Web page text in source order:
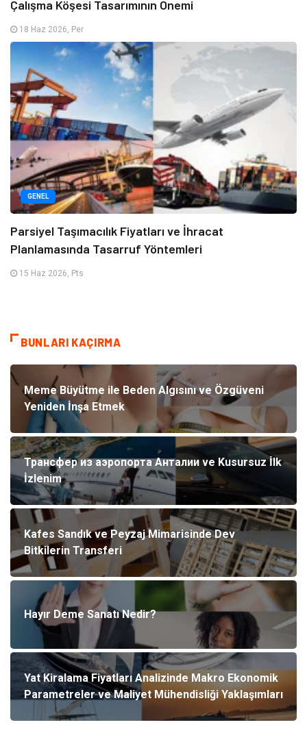
Çalışma Köşesi Tasarımının Önemi
18 Haz 2026, Per
GENEL
Parsiyel Taşımacılık Fiyatları ve İhracat
Planlamasında Tasarruf Yöntemleri
15 Haz 2026, Pts
BUNLARI KAÇIRMA
Meme Büyütme ile Beden Algısını ve Özgüveni
Yeniden İnşa Etmek
Трансфер из аэропорта Анталии ve Kusursuz İlk
İzlenim
Kafes Sandık ve Peyzaj Mimarisinde Dev
Bitkilerin Transferi
Hayır Deme Sanatı Nedir?
Yat Kiralama Fiyatları Analizinde Makro Ekonomik
Parametreler ve Maliyet Mühendisliği Yaklaşımları